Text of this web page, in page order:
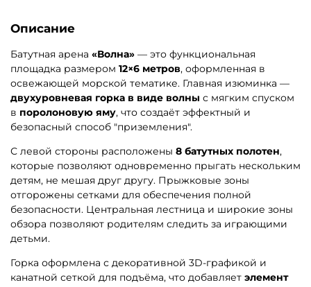
Описание
Батутная арена «Волна» — это функциональная
площадка размером 12×6 метров, оформленная в
освежающей морской тематике. Главная изюминка —
двухуровневая горка в виде волны с мягким спуском
в поролоновую яму, что создаёт эффектный и
безопасный способ "приземления".
С левой стороны расположены 8 батутных полотен,
которые позволяют одновременно прыгать нескольким
детям, не мешая друг другу. Прыжковые зоны
отгорожены сетками для обеспечения полной
безопасности. Центральная лестница и широкие зоны
обзора позволяют родителям следить за играющими
детьми.
Горка оформлена с декоративной 3D-графикой и
канатной сеткой для подъёма, что добавляет элемент